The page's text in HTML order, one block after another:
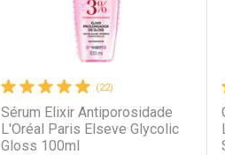
(22)
Sérum Elixir Antiporosidade
L'Oréal Paris Elseve Glycolic
Gloss 100ml